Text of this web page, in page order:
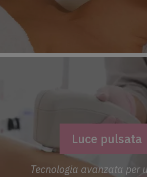
Luce pulsata
Tecnologia avanzata per